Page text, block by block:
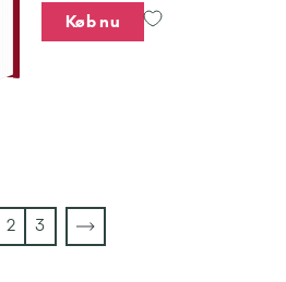
Køb nu
2 3